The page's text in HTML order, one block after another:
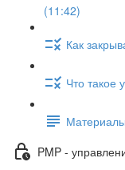
(11:42)
Как
Что такое
PMP -